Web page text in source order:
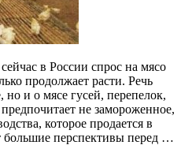
в России спрос на мясо
продолжает расти. Речь
но и о мясе гусей, перепелок,
не замороженное,
которое продается в
большие перспективы перед …